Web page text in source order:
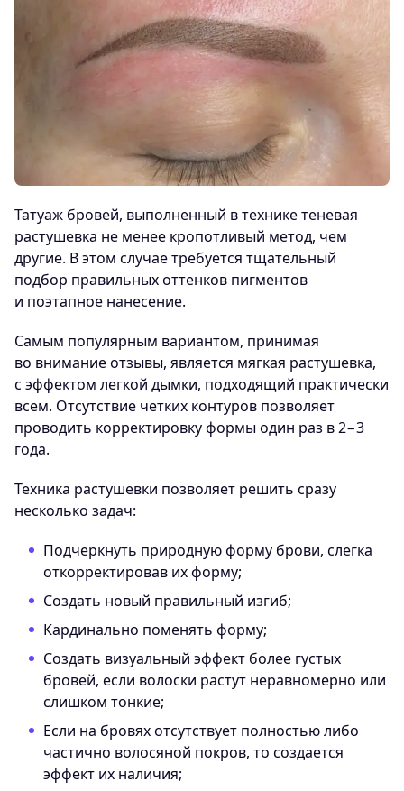
Татуаж бровей, выполненный в технике теневая
растушевка не менее кропотливый метод, чем
другие. В этом случае требуется тщательный
подбор правильных оттенков пигментов
и поэтапное нанесение.
Самым популярным вариантом, принимая
во внимание отзывы, является мягкая растушевка,
с эффектом легкой дымки, подходящий практически
всем. Отсутствие четких контуров позволяет
проводить корректировку формы один раз в 2−3
года.
Техника растушевки позволяет решить сразу
несколько задач:
Подчеркнуть природную форму брови, слегка
откорректировав их форму;
Создать новый правильный изгиб;
Кардинально поменять форму;
Создать визуальный эффект более густых
бровей, если волоски растут неравномерно или
слишком тонкие;
Если на бровях отсутствует полностью либо
частично волосяной покров, то создается
эффект их наличия;